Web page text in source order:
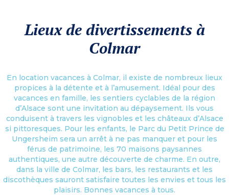
Lieux de divertissements à
Colmar
En location vacances à Colmar, il existe de nombreux lieux
propices à la détente et à l’amusement. Idéal pour des
vacances en famille, les sentiers cyclables de la région
d’Alsace sont une invitation au dépaysement. Ils vous
conduisent à travers les vignobles et les châteaux d’Alsace
si pittoresques. Pour les enfants, le Parc du Petit Prince de
Ungersheim sera un arrêt à ne pas manquer et pour les
férus de patrimoine, les 70 maisons paysannes
authentiques, une autre découverte de charme. En outre,
dans la ville de Colmar, les bars, les restaurants et les
discothèques sauront satisfaire toutes les envies et tous les
plaisirs. Bonnes vacances à tous.